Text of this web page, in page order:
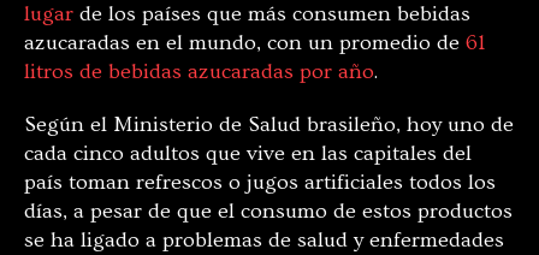
lugar de los países que más consumen bebidas
azucaradas en el mundo, con un promedio de 61
litros de bebidas azucaradas por año.
Según el Ministerio de Salud brasileño, hoy uno de
cada cinco adultos que vive en las capitales del
país toman refrescos o jugos artificiales todos los
días, a pesar de que el consumo de estos productos
se ha ligado a problemas de salud y enfermedades